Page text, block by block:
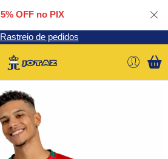
5% OFF no PIX
Rastreio de pedidos